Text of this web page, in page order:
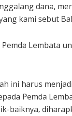
dana,
kami sebut
Lembata
ini harus
Pemda
baiknya,